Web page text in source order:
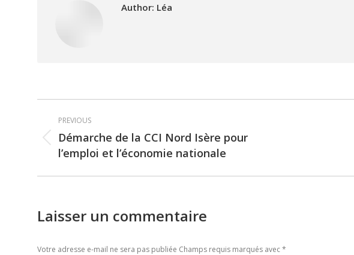
Author: Léa
Post
navigation
PREVIOUS
Previous
post:
Démarche de la CCI Nord Isère pour
l’emploi et l’économie nationale
Laisser un commentaire
Votre adresse e-mail ne sera pas publiée Champs requis marqués avec*